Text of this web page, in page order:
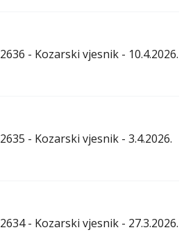
2636 - Kozarski vjesnik - 10.4.2026.
2635 - Kozarski vjesnik - 3.4.2026.
2634 - Kozarski vjesnik - 27.3.2026.